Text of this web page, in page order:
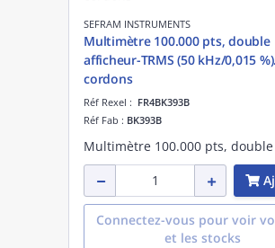
SEFRAM INSTRUMENTS
Multimètre 100.000 pts, double
afficheur-TRMS (50 kHz/0,015 %). avec
cordons
Réf Rexel : FR4BK393B
Réf Fab : BK393B
Connectez-vous pour voir
et les stocks